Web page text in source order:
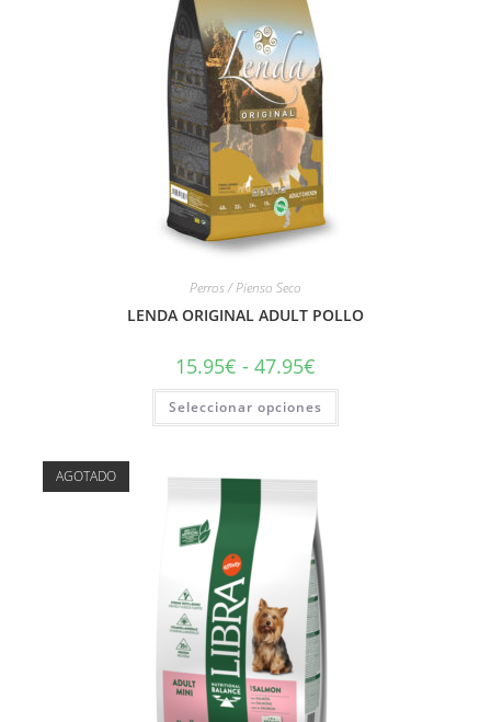
Perros / Pienso Seco
LENDA ORIGINAL ADULT POLLO
15.95€ - 47.95€
Seleccionar opciones
AGOTADO